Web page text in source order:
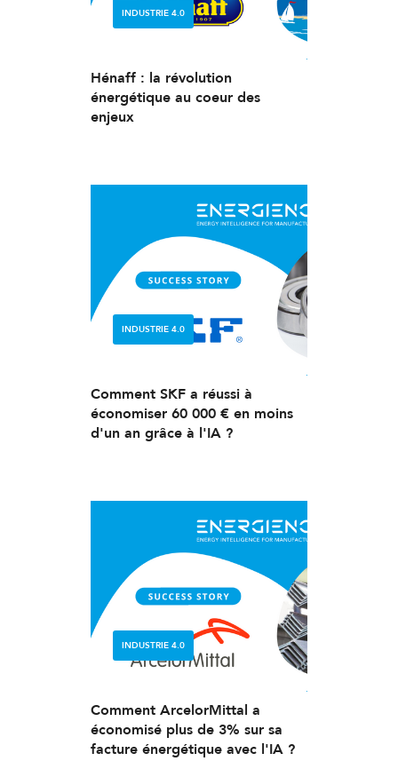
INDUSTRIE 4.0
Hénaff : la révolution
énergétique au coeur des
enjeux
INDUSTRIE 4.0
Comment SKF a réussi à
économiser 60 000 € en moins
d'un an grâce à l'IA ?
INDUSTRIE 4.0
Comment ArcelorMittal a
économisé plus de 3% sur sa
facture énergétique avec l'IA ?